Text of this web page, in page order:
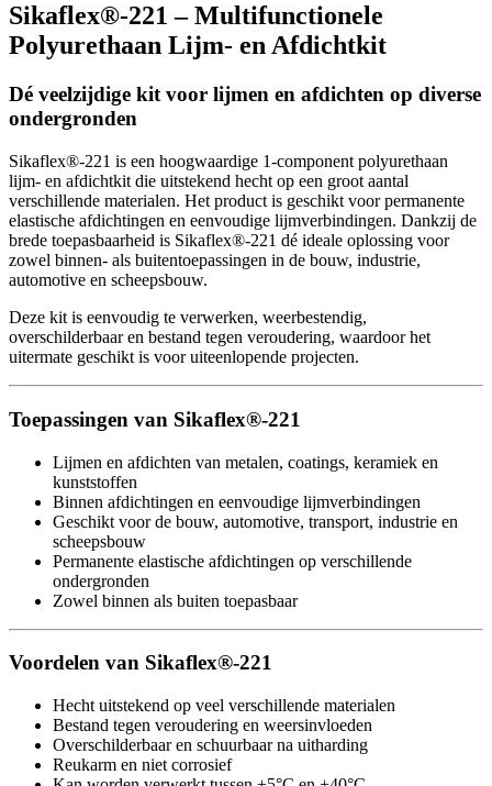
Sikaflex®-221 – Multifunctionele
Polyurethaan Lijm- en Afdichtkit
Dé veelzijdige kit voor lijmen en afdichten op diverse
ondergronden
Sikaflex®-221 is een hoogwaardige 1-component polyurethaan
lijm- en afdichtkit die uitstekend hecht op een groot aantal
verschillende materialen. Het product is geschikt voor permanente
elastische afdichtingen en eenvoudige lijmverbindingen. Dankzij de
brede toepasbaarheid is Sikaflex®-221 dé ideale oplossing voor
zowel binnen- als buitentoepassingen in de bouw, industrie,
automotive en scheepsbouw.
Deze kit is eenvoudig te verwerken, weerbestendig,
overschilderbaar en bestand tegen veroudering, waardoor het
uitermate geschikt is voor uiteenlopende projecten.
Toepassingen van Sikaflex®-221
Lijmen en afdichten van metalen, coatings, keramiek en
kunststoffen
Binnen afdichtingen en eenvoudige lijmverbindingen
Geschikt voor de bouw, automotive, transport, industrie en
scheepsbouw
Permanente elastische afdichtingen op verschillende
ondergronden
Zowel binnen als buiten toepasbaar
Voordelen van Sikaflex®-221
Hecht uitstekend op veel verschillende materialen
Bestand tegen veroudering en weersinvloeden
Overschilderbaar en schuurbaar na uitharding
Reukarm en niet corrosief